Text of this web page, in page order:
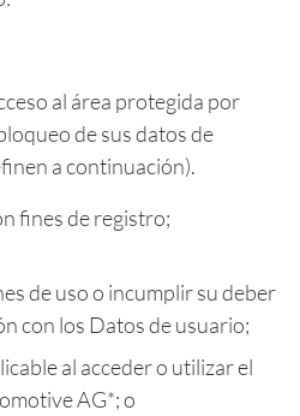
al área protegida por
de sus datos de
a continuación).
fines de registro;
de uso o incumplir su deber
con los Datos de usuario;
al acceder o utilizar el
AG*; o